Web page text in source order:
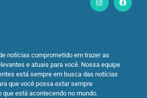
notícias comprometido em trazer as
e atuais para você. Nossa equipe
está sempre em busca das notícias
que você possa estar sempre
que está acontecendo no mundo.